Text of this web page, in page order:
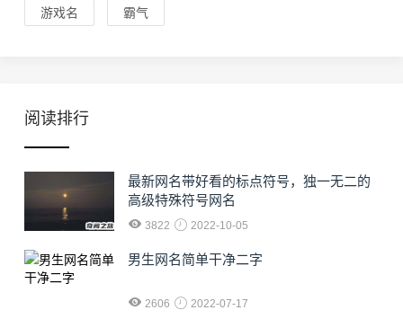
游戏名 霸气
阅读排行
最新网名带好看的标点符号，独一无二的
高级特殊符号网名
3822 2022-10-05
男生网名简单干净二字
2606 2022-07-17